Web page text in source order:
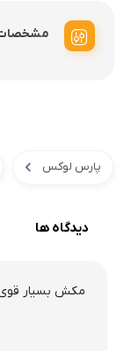
پارس لوکس
دیدگاه ها
مکش بسیار